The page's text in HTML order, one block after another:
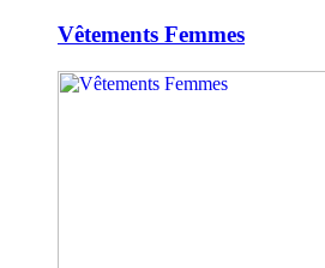
Vêtements Femmes